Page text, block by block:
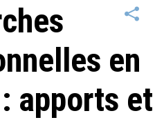
en
apports et